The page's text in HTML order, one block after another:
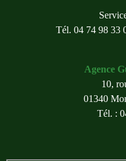
Tél. 04 74 98 33
Agence
10,
01340
Tél. :